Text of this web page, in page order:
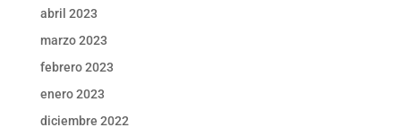
abril 2023
marzo 2023
febrero 2023
enero 2023
diciembre 2022